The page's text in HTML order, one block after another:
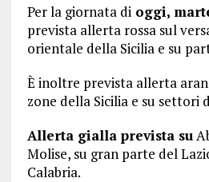
Per la giornata dioggi,
prevista allerta rossa sul
orientale della Sicilia e su
È inoltre prevista allerta
zone della Sicilia e su settori
Allerta gialla prevista su
Molise, su gran parte del
Calabria.